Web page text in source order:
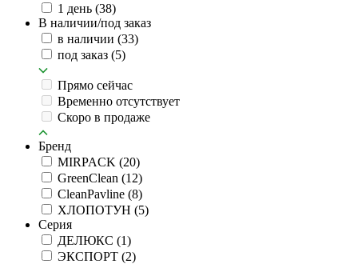
1 день (38)
В наличии/под заказ
в наличии (33)
под заказ (5)
Прямо сейчас
Временно отсутствует
Скоро в продаже
Бренд
MIRPACK (20)
GreenClean (12)
CleanPavline (8)
ХЛОПОТУН (5)
Серия
ДЕЛЮКС (1)
ЭКСПОРТ (2)